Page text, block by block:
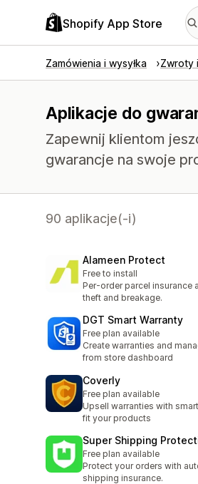
Shopify App Store
Zamówienia i wysyłka Zwroty
Aplikacje do
Zapewnij klientom
gwarancje na swoje
90 aplikacje(-i)
Alameen Protect
Free to install
Per-order parcel insurance
theft and breakage.
DGT Smart Warranty
Free plan available
Create warranties and
from store dashboard
Coverly
Free plan available
Upsell warranties with
fit your products
Super Shipping
Free plan available
Protect your orders with
shipping insurance.